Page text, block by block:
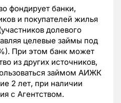
фондирует банки,
и покупателей жилья
долевого
целевые займы под
При этом банк может
из других источников,
займом АИЖК
2 лет, при наличии
с Агентством.